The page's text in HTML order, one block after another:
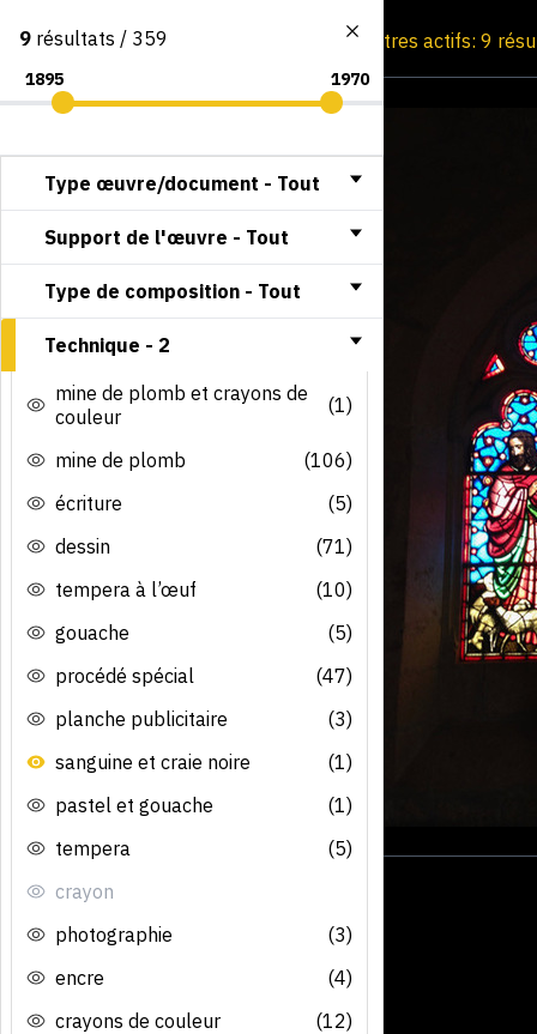
Consultation par image Filtres actifs: 9
9 résultats / 359
Type œuvre/document - Tout
Support de l'œuvre - Tout
Type de composition - Tout
Technique - 2
mine de plomb et crayons de
couleur
(1)
mine de plomb
(106)
écriture
(5)
dessin
(71)
tempera à l’œuf
(10)
gouache
(5)
procédé spécial
(47)
planche publicitaire
(3)
sanguine et craie noire
(1)
pastel et gouache
(1)
tempera
(5)
crayon
photographie
(3)
encre
(4)
crayons de couleur
(12)